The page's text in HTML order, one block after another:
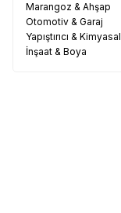
Marangoz & Ahşap
Otomotiv & Garaj
Yapıştırıcı & Kimyasal
İnşaat & Boya